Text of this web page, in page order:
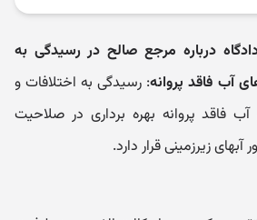
درباره مرجع صالح در رسیدگی به
آب فاقد پروانه: رسیدگی به اختلافات و
فاقد پروانه بهره برداری در صلاحیت
زیرزمینی قرار دارد.